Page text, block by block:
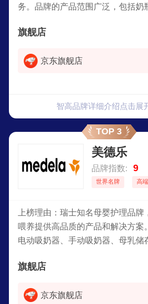
务。品牌的产品范围广泛，包括奶
设计、安全性和舒适性为核心，为
旗舰店
京东旗舰店
智高品牌详细介绍点击展
TOP 3
美德乐
品牌指数: 9
世界名牌 高
上榜理由：瑞士知名母婴护理品牌
喂养提供高品质的产品和解决方案
电动吸奶器、手动吸奶器、母乳储
供安全、舒适的喂养体验。Medela
场享有良好的声誉。
旗舰店
京东旗舰店